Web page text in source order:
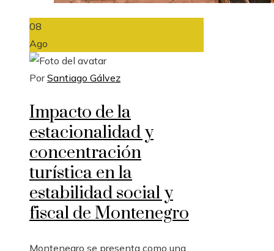
08
Ago
PorSantiago Gálvez
Impacto de la
estacionalidad y
concentración
turística en la
estabilidad social y
fiscal de Montenegro
Montenegro se presenta como una